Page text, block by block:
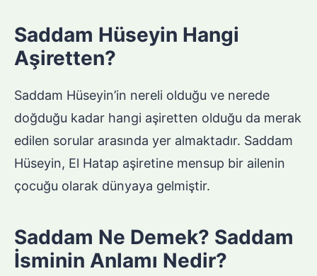
Saddam Hüseyin Hangi
Aşiretten?
Saddam Hüseyin’in nereli olduğu ve nerede
doğduğu kadar hangi aşiretten olduğu da merak
edilen sorular arasında yer almaktadır. Saddam
Hüseyin, El Hatap aşiretine mensup bir ailenin
çocuğu olarak dünyaya gelmiştir.
Saddam Ne Demek? Saddam
İsminin Anlamı Nedir?